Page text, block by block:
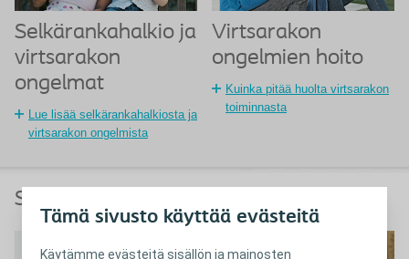
Tämä sivusto käyttää evästeitä
Käytämme evästeitä sisällön ja mainosten
Selkärankahalkio ja
virtsarakon
ongelmat
Lue lisää selkärankahalkiosta ja
virtsarakon ongelmista
Virtsarakon
ongelmien hoito
Kuinka pitää huolta virtsarakon
toiminnasta
Selkärankahalkio ja suolen ongelmat